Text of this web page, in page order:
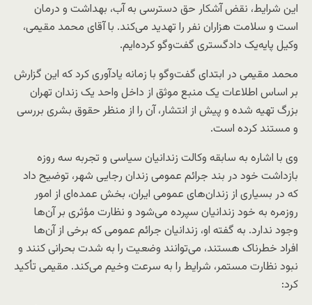
این شرایط، نقض آشکار حق دسترسی به آب، بهداشت و درمان
است و سلامت هزاران نفر را تهدید می‌کند. با آقای محمد مقیمی،
وکیل پایه‌یک دادگستری گفت‌وگو کرده‌ایم.
محمد مقیمی در ابتدای گفت‌وگو با زمانه یادآوری کرد که این گزارش
بر اساس اطلاعات یک منبع موثق از داخل واحد یک زندان تهران
بزرگ تهیه شده و پیش از انتشار، آن را از منظر حقوق بشری بررسی
و مستند کرده است.
وی با اشاره به سابقه وکالت زندانیان سیاسی و تجربه سه روزه
بازداشت خود در بند جرائم عمومی زندان رجایی شهر، توضیح داد
که در بسیاری از زندان‌های عمومی ایران، بخش عمده‌ای از امور
روزمره به خود زندانیان سپرده می‌شود و نظارت مؤثری بر آن‌ها
وجود ندارد. به گفته او، زندانیان جرائم عمومی که برخی از آن‌ها
افراد خطرناک هستند، می‌توانند وضعیت را به شدت بحرانی کنند و
نبود نظارت مستمر، شرایط را به سرعت وخیم می‌‌‌کند. مقیمی تأکید
کرد: